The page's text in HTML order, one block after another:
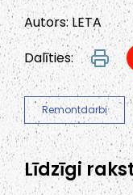
Autors: LETA
Dalīties:
Remontdarbi
Līdzīgi